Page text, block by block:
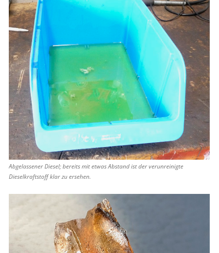
Abgelassener Diesel; bereits mit etwas Abstand ist der verunreinigte
Dieselkraftstoff klar zu ersehen.